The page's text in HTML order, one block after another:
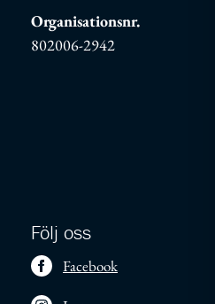
Organisationsnr.
802006-2942
Följ oss
Facebook